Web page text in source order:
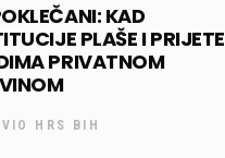
KAD
PLAŠE I PRIJETE
PRIVATNOM
HRS BIH